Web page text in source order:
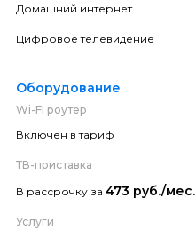
Домашний интернет
Цифровое телевидение
Оборудование
Wi-Fi роутер
Включен в тариф
ТВ-приставка
В рассрочку за 473 руб./мес.
Услуги